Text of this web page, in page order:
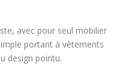
avec pour seul mobilier
portant à vêtements
design pointu.